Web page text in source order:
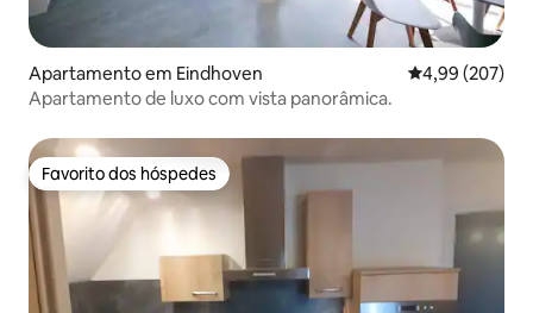
Apartamento em Eindhoven Classificação
4,99 (207)
Apartamento de luxo com vista panorâmica.
Favorito dos hóspedes
Favorito dos hóspedes